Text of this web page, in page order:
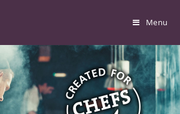
Menu